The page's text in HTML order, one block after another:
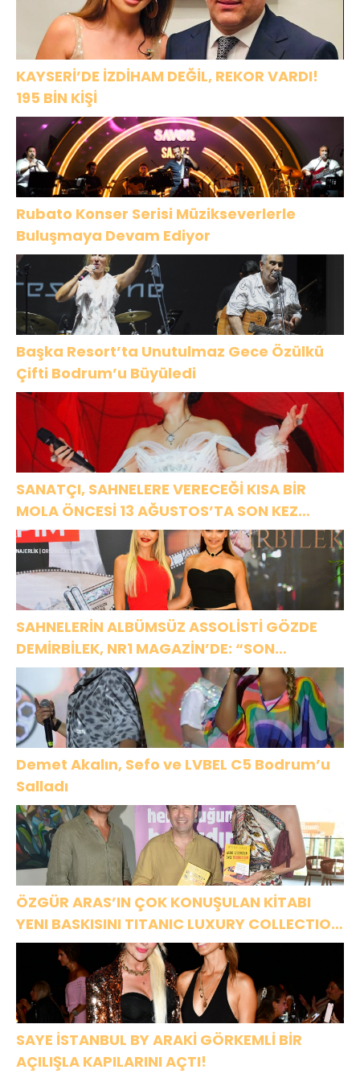
KAYSERİ’DE İZDİHAM DEĞİL, REKOR VARDI!
195 BİN KİŞİ
Rubato Konser Serisi Müzikseverlerle
Buluşmaya Devam Ediyor
Başka Resort’ta Unutulmaz Gece Özülkü
Çifti Bodrum’u Büyüledi
SANATÇI, SAHNELERE VERECEĞİ KISA BİR
MOLA ÖNCESİ 13 AĞUSTOS’TA SON KEZ
HARBİYE’DE OLACAK!
SAHNELERİN ALBÜMSÜZ ASSOLİSTİ GÖZDE
DEMİRBİLEK, NR1 MAGAZİN’DE: “SON
ASSOLİST OLARAK VAR OLACAĞIM!”
Demet Akalın, Sefo ve LVBEL C5 Bodrum’u
Salladı
ÖZGÜR ARAS’IN ÇOK KONUŞULAN KİTABI
YENI BASKISINI TITANIC LUXURY COLLECTION
BODRUM’DA KUTLADI
SAYE İSTANBUL BY ARAKİ GÖRKEMLİ BİR
AÇILIŞLA KAPILARINI AÇTI!